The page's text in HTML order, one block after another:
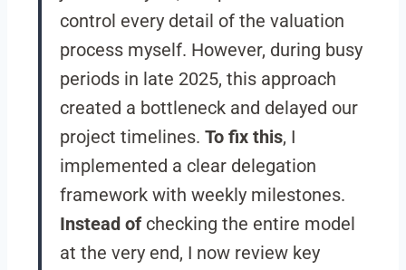
control every detail of the valuation
process myself. However, during busy
periods in late 2025, this approach
created a bottleneck and delayed our
project timelines. To fix this, I
implemented a clear delegation
framework with weekly milestones.
Instead ofchecking the entire model
at the very end, I now review key